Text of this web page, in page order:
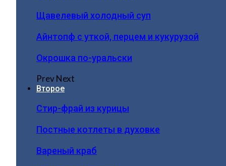
Щавелевый холодный суп
Айнтопф с уткой, перцем и кукурузой
Окрошка по-уральски
PrevNext
Второе
Стир-фрай из курицы
Постные котлеты в духовке
Вареный краб